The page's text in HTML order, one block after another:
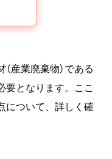
産業廃棄物）である
要となります。ここ
について、詳しく確